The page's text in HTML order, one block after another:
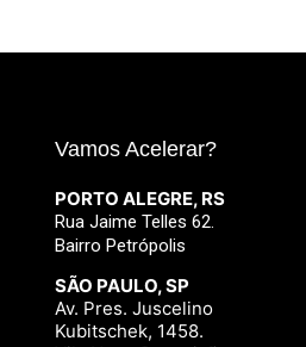
Vamos Acelerar?
PORTO ALEGRE, RS
Rua Jaime Telles 62.
Bairro Petrópolis
SÃO PAULO, SP
Av. Pres. Juscelino
Kubitschek, 1458.